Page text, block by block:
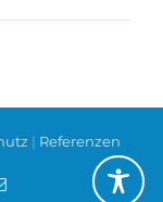
| Referenzen
E-